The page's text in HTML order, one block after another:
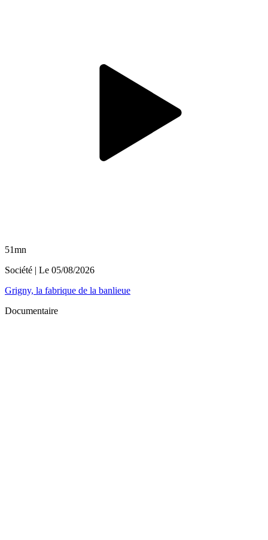
51mn
Société | Le 05/08/2026
Grigny, la fabrique de la banlieue
Documentaire